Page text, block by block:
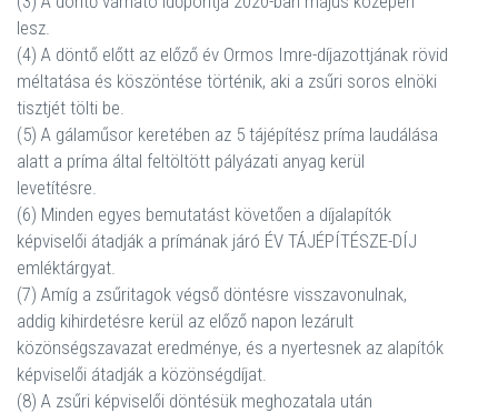
lesz.
(4) A döntő előtt az előző év Ormos Imre-díjazottjának rövid
méltatása és köszöntése történik, aki a zsűri soros elnöki
tisztjét tölti be.
(5) A gálaműsor keretében az 5 tájépítész príma laudálása
alatt a príma által feltöltött pályázati anyag kerül
levetítésre.
(6) Minden egyes bemutatást követően a díjalapítók
képviselői átadják a prímának járó ÉV TÁJÉPÍTÉSZE-DÍJ
emléktárgyat.
(7) Amíg a zsűritagok végső döntésre visszavonulnak,
addig kihirdetésre kerül az előző napon lezárult
közönségszavazat eredménye, és a nyertesnek az alapítók
képviselői átadják a közönségdíjat.
(8) A zsűri képviselői döntésük meghozatala után